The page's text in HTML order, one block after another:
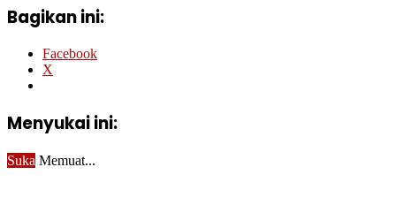
Bagikan ini:
Facebook
X
Menyukai ini:
Suka Memuat...